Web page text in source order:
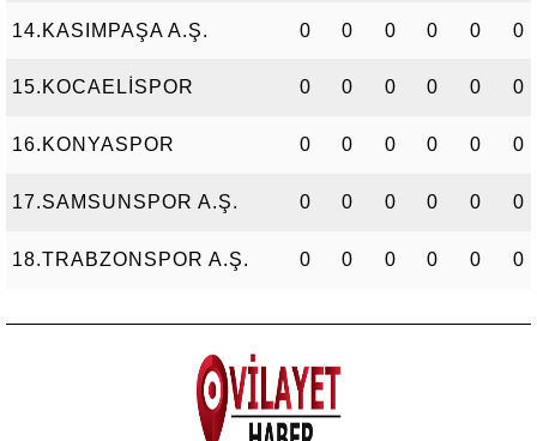
14.KASIMPAŞA A.Ş. 0 0 0 0 0 0
15.KOCAELİSPOR 0 0 0 0 0 0
16.KONYASPOR 0 0 0 0 0 0
17.SAMSUNSPOR A.Ş. 0 0 0 0 0 0
18.TRABZONSPOR A.Ş. 0 0 0 0 0 0